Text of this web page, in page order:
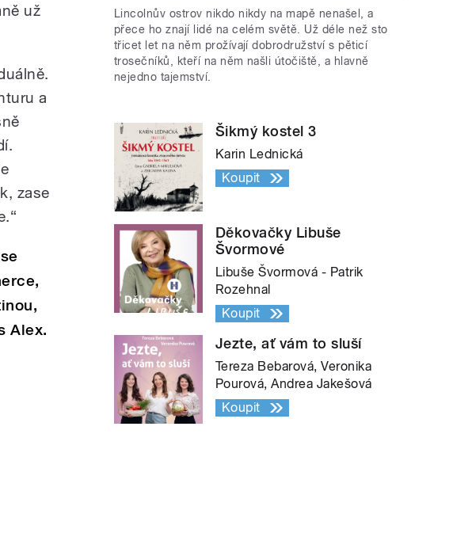
už
a
zase
Alex.
Lincolnův ostrov nikdo nikdy na mapě nenašel, a
přece ho znají lidé na celém světě. Už déle než sto
třicet let na něm prožívají dobrodružství s pěticí
trosečníků, kteří na něm našli útočiště, a hlavně
nejedno tajemství.
Šikmý kostel 3
Karin Lednická
Koupit
Děkovačky Libuše
Švormové
Libuše Švormová - Patrik
Rozehnal
Koupit
Jezte, ať vám to sluší
Tereza Bebarová, Veronika
Pourová, Andrea Jakešová
Koupit